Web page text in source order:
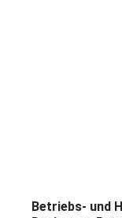
Betriebs- und